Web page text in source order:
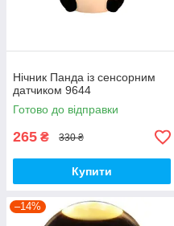
Нічник Панда із сенсорним
датчиком 9644
Готово до відправки
265 ₴ 330 ₴
Купити
–14%